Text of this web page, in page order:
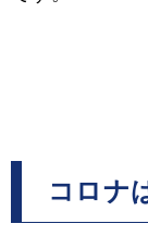
コロナ